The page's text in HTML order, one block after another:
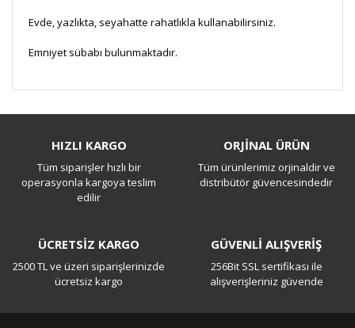
Evde, yazlıkta, seyahatte rahatlıkla kullanabilirsiniz.
Emniyet sübabı bulunmaktadır.
Yorum Yaz
HIZLI KARGO
Tüm siparişler hızlı bir
operasyonla kargoya teslim
edilir
ORJİNAL ÜRÜN
Tüm ürünlerimiz orjinaldir ve
distribütör güvencesindedir
ÜCRETSİZ KARGO
2500 TL ve üzeri siparişlerinizde
ücretsiz kargo
GÜVENLİ ALIŞVERİŞ
256Bit SSL sertifikası ile
alışverişleriniz güvende